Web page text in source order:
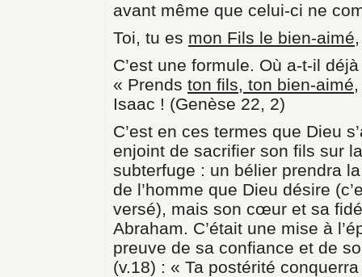
avant même que celui-ci ne
Toi, tu es mon Fils le bien-aimé,
C’est une formule. Où a-t-il
« Prends ton fils, ton bien-aimé
Isaac ! (Genèse 22, 2)
C’est en ces termes que Dieu
enjoint de sacrifier son fils sur
subterfuge : un bélier prendra
de l’homme que Dieu désire
versé), mais son cœur et sa
Abraham. C’était une mise à
preuve de sa confiance et de
(v.18) : « Ta postérité